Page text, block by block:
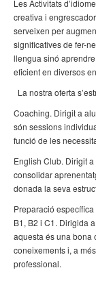
Les Activitats
creativa i
serveixen per
significatives de fer-
llengua sinó
eficient en diversos
La nostra oferta
Coaching. Dirigit a
són sessions
funció de les
English Club. Dirigit
consolidar
donada la seva
Preparació
B1, B2 i C1. Dirigida
aquesta és una bona
coneixements i, a
professional.